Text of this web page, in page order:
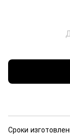
Сроки